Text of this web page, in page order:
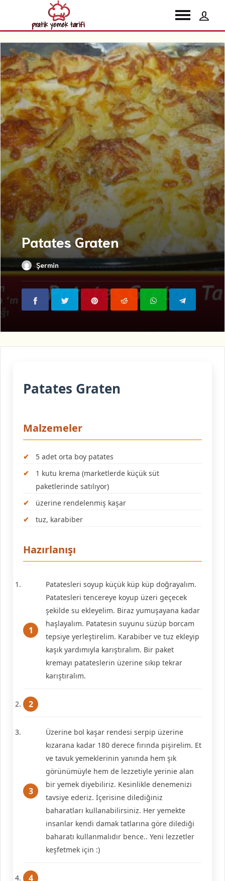
Patates Graten
Şermin
Patates Graten
Malzemeler
5 adet orta boy patates
1 kutu krema (marketlerde küçük süt
paketlerinde satılıyor)
üzerine rendelenmiş kaşar
tuz, karabiber
Hazırlanışı
Patatesleri soyup küçük küp küp doğrayalım.
Patatesleri tencereye koyup üzeri geçecek
şekilde su ekleyelim. Biraz yumuşayana kadar
haşlayalım. Patatesin suyunu süzüp borcam
tepsiye yerleştirelim. Karabiber ve tuz ekleyip
kaşık yardımıyla karıştıralım. Bir paket
kremayı patateslerin üzerine sıkıp tekrar
karıştıralım.
Üzerine bol kaşar rendesi serpip üzerine
kızarana kadar 180 derece fırında pişirelim. Et
ve tavuk yemeklerinin yanında hem şık
görünümüyle hem de lezzetiyle yerinie alan
bir yemek diyebiliriz. Kesinlikle denemenizi
tavsiye ederiz. İçerisine dilediğiniz
baharatları kullanabilirsiniz. Her yemekte
insanlar kendi damak tatlarına göre dilediği
baharatı kullanmalıdır bence.. Yeni lezzetler
keşfetmek için :)